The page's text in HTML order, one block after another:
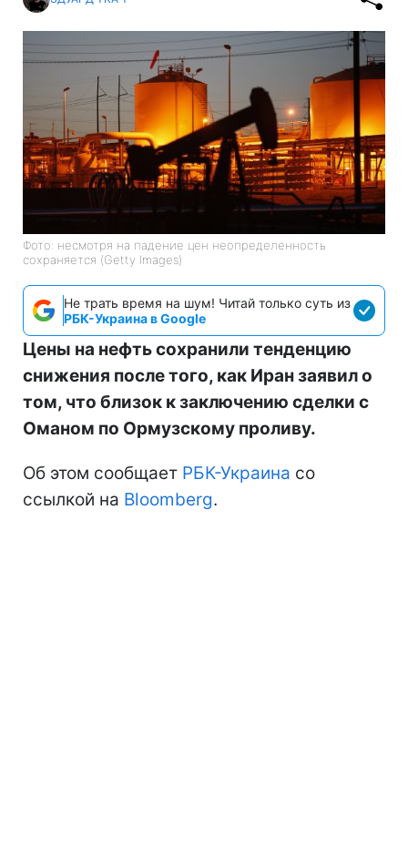
Фото: несмотря на падение цен неопределенность
сохраняется (Getty Images)
Не трать время на шум! Читай только суть из
РБК-Украина в Google
Цены на нефть сохранили тенденцию
снижения после того, как Иран заявил о
том, что близок к заключению сделки с
Оманом по Ормузскому проливу.
Об этом сообщает РБК-Украина со
ссылкой на Bloomberg.